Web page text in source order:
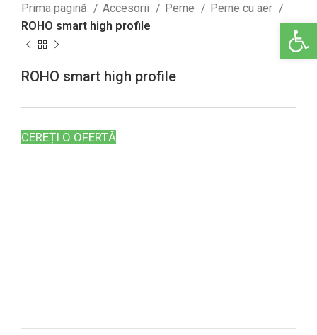
Deschide
Prima pagină Accesorii Perne
Perne cu aer
ROHO smart high profile
ROHO smart high profile
CEREȚI O OFERTĂ